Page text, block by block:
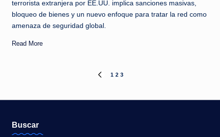
terrorista extranjera por EE.UU. implica sanciones masivas,
bloqueo de bienes y un nuevo enfoque para tratar la red como
amenaza de seguridad global.
Read More
de
PREVIOUS
1 2 3
Buscar